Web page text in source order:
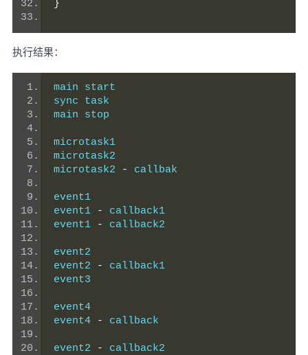
}
执行结果：
main start
sync task
main stop
microtask1
microtask2
microtask2
- callbak
event1
event1
-
callback1
event1
- callback2
event2
event2
-
callback1
event3
event4
event4
- callback
event2 -
callback2